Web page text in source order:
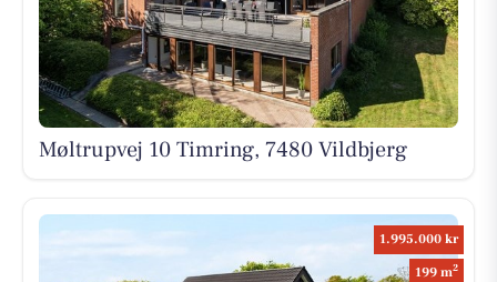
Møltrupvej 10 Timring, 7480 Vildbjerg
1.995.000 kr
199 m2